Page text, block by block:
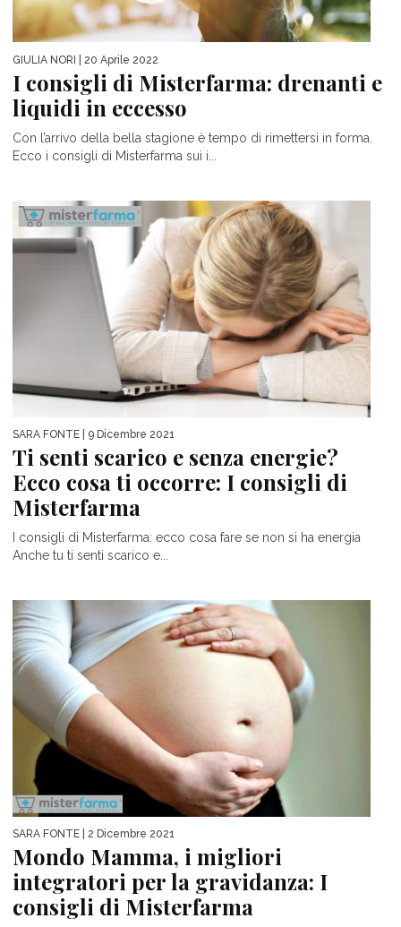
GIULIA NORI | 20 Aprile 2022
I consigli di Misterfarma: drenanti e
liquidi in eccesso
Con l’arrivo della bella stagione è tempo di rimettersi in forma.
Ecco i consigli di Misterfarma sui i...
SARA FONTE | 9 Dicembre 2021
Ti senti scarico e senza energie?
Ecco cosa ti occorre: I consigli di
Misterfarma
I consigli di Misterfarma: ecco cosa fare se non si ha energia
Anche tu ti senti scarico e...
SARA FONTE | 2 Dicembre 2021
Mondo Mamma, i migliori
integratori per la gravidanza: I
consigli di Misterfarma